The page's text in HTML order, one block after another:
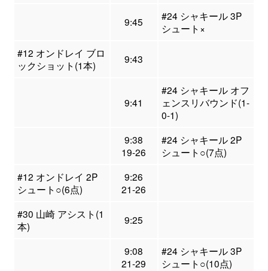
9:45
#24 シャキール 3P
シュート×
#12 オンドレイ ブロ
ックショット(1本)
9:43
9:41
#24 シャキール オフ
ェンスリバウンド(1-
0-1)
9:38
19-26
#24 シャキール 2P
シュート○(7点)
#12 オンドレイ 2P
シュート○(6点)
9:26
21-26
#30 山崎 アシスト(1
本)
9:25
9:08
21-29
#24 シャキール 3P
シュート○(10点)